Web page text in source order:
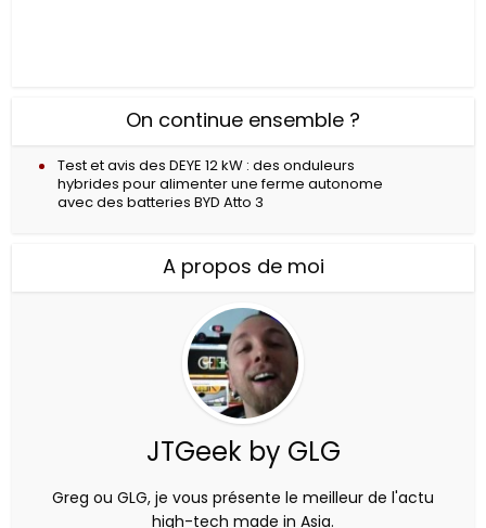
On continue ensemble ?
Test et avis des DEYE 12 kW : des onduleurs
hybrides pour alimenter une ferme autonome
avec des batteries BYD Atto 3
A propos de moi
JTGeek by GLG
Greg ou GLG, je vous présente le meilleur de l'actu
high-tech made in Asia.